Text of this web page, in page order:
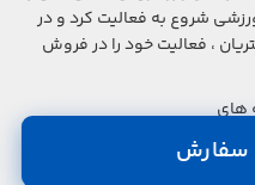
سفارش
شروع به فعالیت کرد و در
، فعالیت خود را در فروش
های
کنید